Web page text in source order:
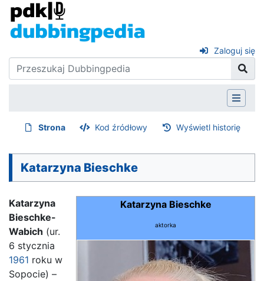
Zaloguj się
Strona Kod źródłowy Wyświetl historię
Katarzyna Bieschke
Katarzyna Bieschke
aktorka
Katarzyna
Bieschke-
Wabich (ur.
6 stycznia
1961 roku w
Sopocie) –